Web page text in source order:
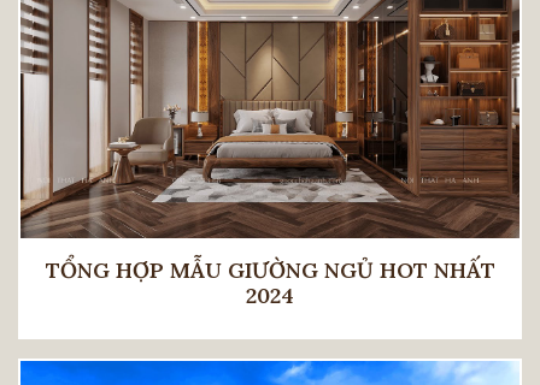
TỔNG HỢP MẪU GIƯỜNG NGỦ HOT NHẤT
2024